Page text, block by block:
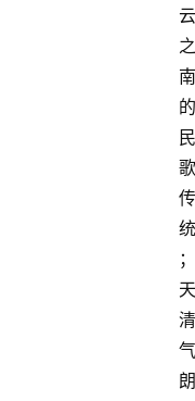
云
之
南
的
民
歌
传
统
；
天
清
气
朗